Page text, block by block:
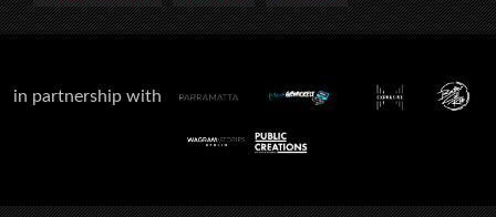
in partnership with